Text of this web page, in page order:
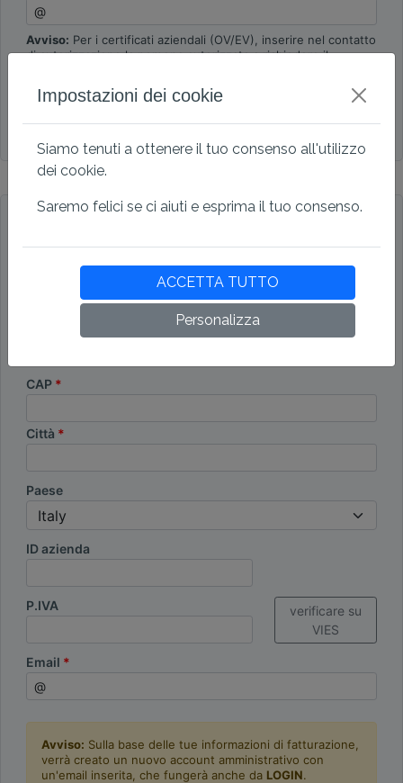
Avviso: Per i certificati aziendali (OV/EV), inserire nel contatto
di autorizzazione la persona autorizzata a richiedere il
anche convalidata dall'autorità.
CAP
Città
Paese
ID azienda
P.IVA
verificare su
VIES
Email
Avviso: Sulla base delle tue informazioni di fatturazione,
verrà creato un nuovo account amministrativo con
un'email inserita, che fungerà anche da LOGIN.
Impostazioni dei cookie
Siamo tenuti a ottenere il tuo consenso all'utilizzo
dei cookie.
Saremo felici se ci aiuti e esprima il tuo consenso.
ACCETTA TUTTO
Personalizza